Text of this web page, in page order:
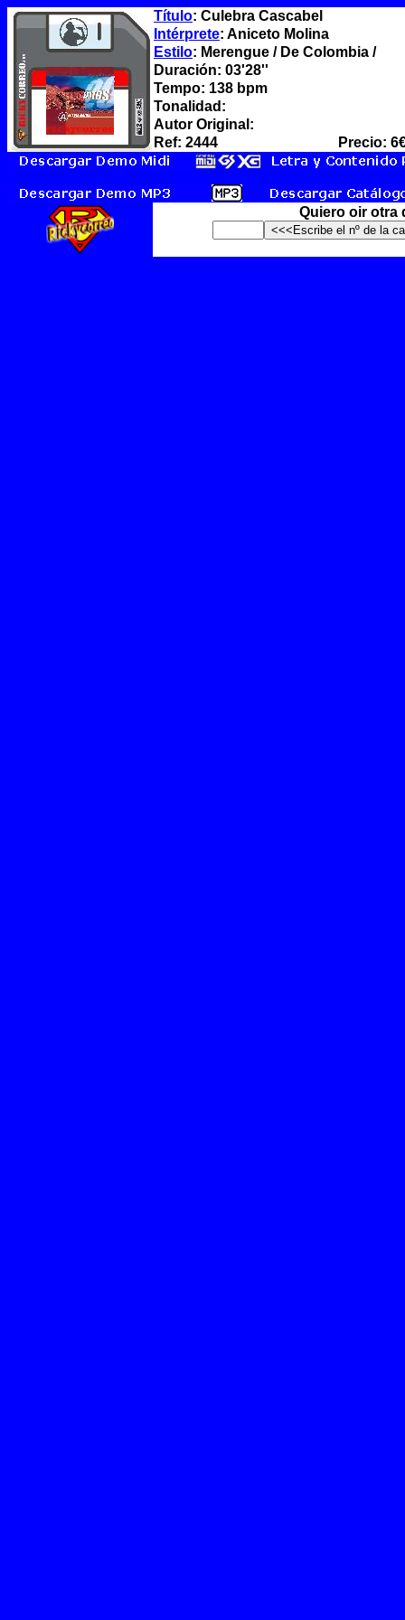
Título: Culebra Cascabel
Intérprete: Aniceto Molina
Estilo: Merengue / De Colombia /
Duración: 03'28''
Tempo: 138 bpm
Tonalidad:
Autor Original:
Ref: 2444
Precio:
Quiero oir otra